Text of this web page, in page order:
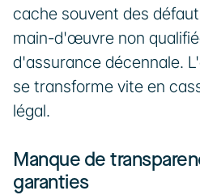
cache souvent des
main-d'œuvre non
d'assurance décennale.
se transforme vite en
légal.
Manque de
garanties